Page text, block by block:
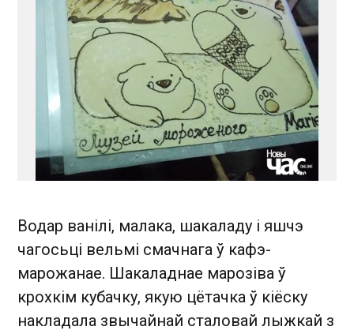
Водар ванілі, малака, шакаладу і яшчэ
чагосьці вельмі смачнага ў кафэ-
марожанае. Шакаладнае марозіва ў
крохкім кубачку, якую цётачка ў кіёску
накладала звычайнай сталовай лыжкай з